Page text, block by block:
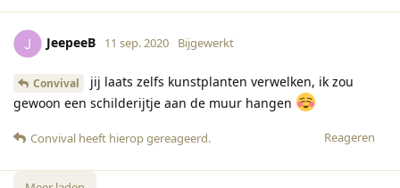
JeepeeB 11 sep. 2020 Bijgewerkt
Convival
jij laats zelfs kunstplanten verwelken, ik zou
gewoon een schilderijtje aan de muur hangen
Reageren
Convival heeft hierop gereageerd.